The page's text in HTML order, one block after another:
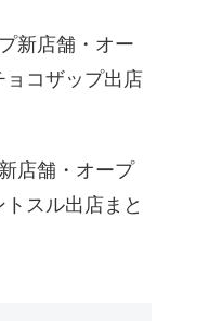
新店舗・オー
ョコザップ出店
店舗・オープ
スル出店まと